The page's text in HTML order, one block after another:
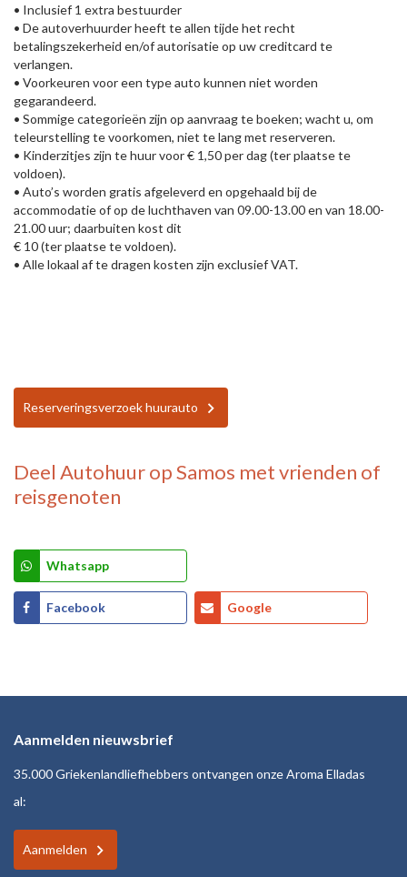
• Inclusief 1 extra bestuurder
• De autoverhuurder heeft te allen tijde het recht
betalingszekerheid en/of autorisatie op uw creditcard te
verlangen.
• Voorkeuren voor een type auto kunnen niet worden
gegarandeerd.
• Sommige categorieën zijn op aanvraag te boeken; wacht u, om
teleurstelling te voorkomen, niet te lang met reserveren.
• Kinderzitjes zijn te huur voor € 1,50 per dag (ter plaatse te
voldoen).
• Auto’s worden gratis afgeleverd en opgehaald bij de
accommodatie of op de luchthaven van 09.00-13.00 en van 18.00-
21.00 uur; daarbuiten kost dit
€ 10 (ter plaatse te voldoen).
• Alle lokaal af te dragen kosten zijn exclusief VAT.
Reserveringsverzoek huurauto
Deel Autohuur op Samos met vrienden of
reisgenoten
Whatsapp
Facebook Google
Aanmelden nieuwsbrief
35.000 Griekenlandliefhebbers ontvangen onze Aroma Elladas
al:
Aanmelden